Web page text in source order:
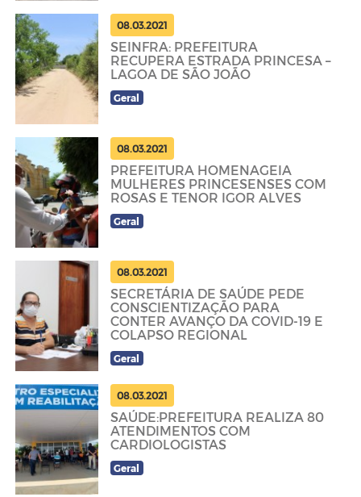
08.03.2021
SEINFRA: PREFEITURA
RECUPERA ESTRADA PRINCESA –
LAGOA DE SÃO JOÃO
Geral
08.03.2021
PREFEITURA HOMENAGEIA
MULHERES PRINCESENSES COM
ROSAS E TENOR IGOR ALVES
Geral
08.03.2021
SECRETÁRIA DE SAÚDE PEDE
CONSCIENTIZAÇÃO PARA
CONTER AVANÇO DA COVID-19 E
COLAPSO REGIONAL
Geral
08.03.2021
SAÚDE:PREFEITURA REALIZA 80
ATENDIMENTOS COM
CARDIOLOGISTAS
Geral